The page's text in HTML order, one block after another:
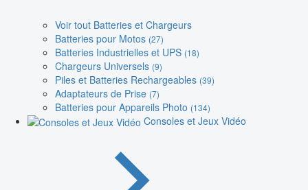
Voir tout Batteries et Chargeurs
Batteries pour Motos (27)
Batteries Industrielles et UPS (18)
Chargeurs Universels (9)
Piles et Batteries Rechargeables (39)
Adaptateurs de Prise (7)
Batteries pour Appareils Photo (134)
Consoles et Jeux Vidéo